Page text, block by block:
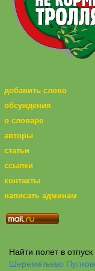
добавить слово
обсуждения
о словаре
авторы
статьи
ссылки
контакты
написать админам
Найти полет в
Шереметьево